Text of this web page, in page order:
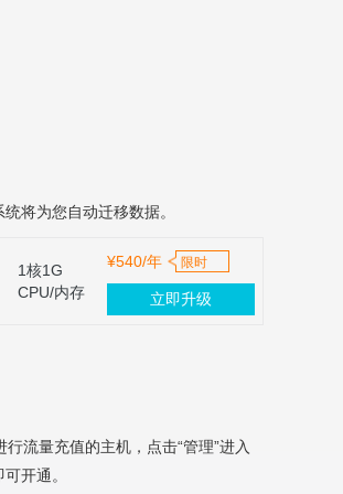
将为您自动迁移数据。
1核1G
CPU/内存
¥540/年 限时
立即升级
行流量充值的主机，点击“管理”进入
开通。